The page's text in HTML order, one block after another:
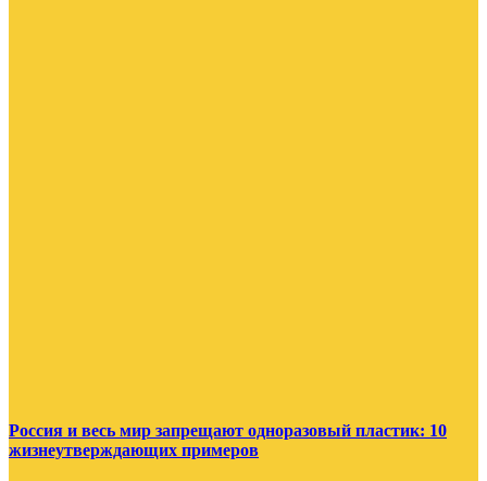
Россия и весь мир запрещают одноразовый пластик: 10
жизнеутверждающих примеров